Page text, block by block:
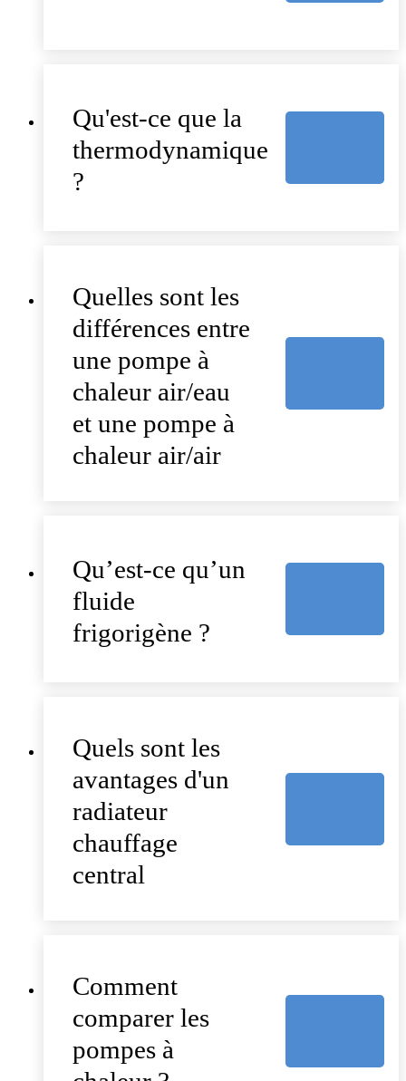
Qu'est-ce que la
thermodynamique
?
Quelles sont les
différences entre
une pompe à
chaleur air/eau
et une pompe à
chaleur air/air
Qu’est-ce qu’un
fluide
frigorigène ?
Quels sont les
avantages d'un
radiateur
chauffage
central
Comment
comparer les
pompes à